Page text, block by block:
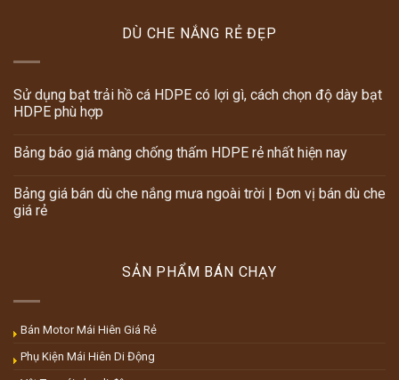
DÙ CHE NẮNG RẺ ĐẸP
Sử dụng bạt trải hồ cá HDPE có lợi gì, cách chọn độ dày bạt
HDPE phù hợp
Bảng báo giá màng chống thấm HDPE rẻ nhất hiện nay
Bảng giá bán dù che nắng mưa ngoài trời | Đơn vị bán dù che
giá rẻ
SẢN PHẨM BÁN CHẠY
Bán Motor Mái Hiên Giá Rẻ
Phụ Kiện Mái Hiên Di Động